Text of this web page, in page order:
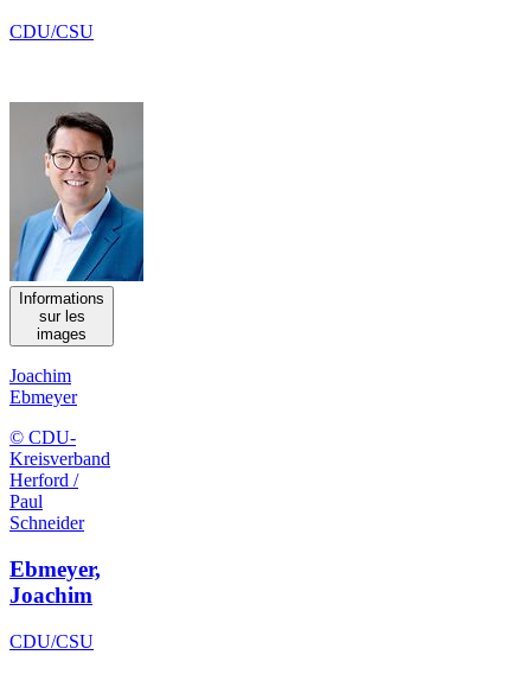
CDU/CSU
Informations
sur les
images
Joachim
Ebmeyer
© CDU-
Kreisverband
Herford /
Paul
Schneider
Ebmeyer,
Joachim
CDU/CSU